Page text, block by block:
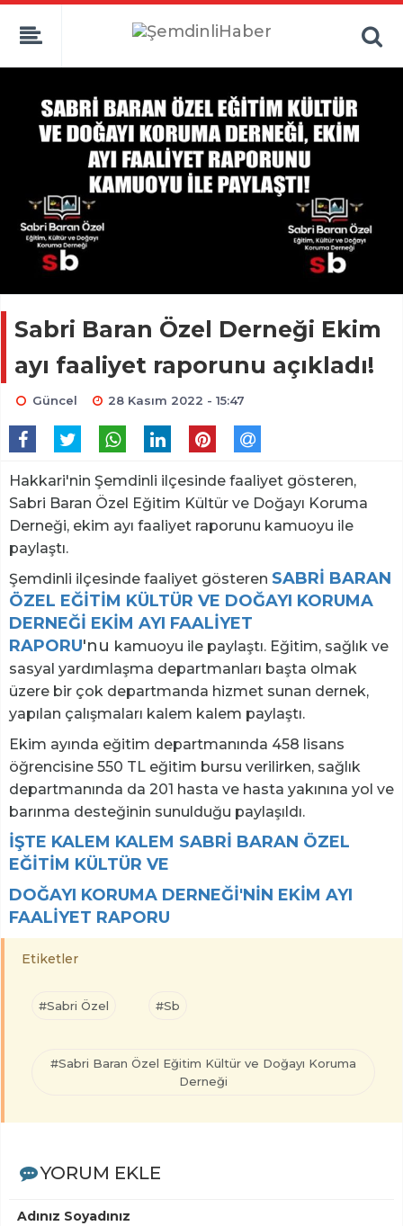
Sabri Baran Özel Derneği Ekim
ayı faaliyet raporunu açıkladı!
Güncel 28 Kasım 2022 - 15:47
Hakkari'nin Şemdinli ilçesinde faaliyet gösteren,
Sabri Baran Özel Eğitim Kültür ve Doğayı Koruma
Derneği, ekim ayı faaliyet raporunu kamuoyu ile
paylaştı.
Şemdinli ilçesinde faaliyet gösteren SABRİ BARAN
ÖZEL EĞİTİM KÜLTÜR VE DOĞAYI KORUMA
DERNEĞİ EKİM AYI FAALİYET
RAPORU'nu kamuoyu ile paylaştı. Eğitim, sağlık ve
sasyal yardımlaşma departmanları başta olmak
üzere bir çok departmanda hizmet sunan dernek,
yapılan çalışmaları kalem kalem paylaştı.
Ekim ayında eğitim departmanında 458 lisans
öğrencisine 550 TL eğitim bursu verilirken, sağlık
departmanında da 201 hasta ve hasta yakınına yol ve
barınma desteğinin sunulduğu paylaşıldı.
İŞTE KALEM KALEM SABRİ BARAN ÖZEL
EĞİTİM KÜLTÜR VE
DOĞAYI KORUMA DERNEĞİ'NİN EKİM AYI
FAALİYET RAPORU
Etiketler
#Sabri Özel #Sb
#Sabri Baran Özel Eğitim Kültür ve Doğayı Koruma
Derneği
YORUM EKLE
Adınız Soyadınız